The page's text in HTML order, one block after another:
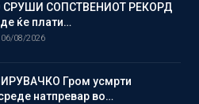
СРУШИ СОПСТВЕНИОТ РЕКОРД
ќе плати…
06/08/2026
Гром усмрти
натпревар во…